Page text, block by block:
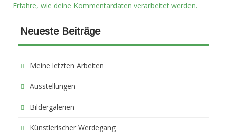
Erfahre, wie deine Kommentardaten verarbeitet werden.
Neueste Beiträge
Meine letzten Arbeiten
Ausstellungen
Bildergalerien
Künstlerischer Werdegang